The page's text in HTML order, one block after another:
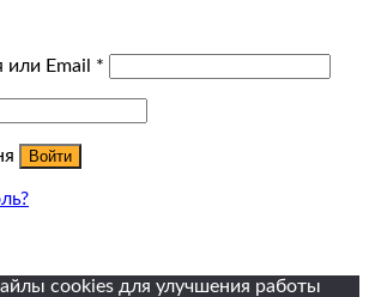
или Email *
Войти
cookies для улучшения работы